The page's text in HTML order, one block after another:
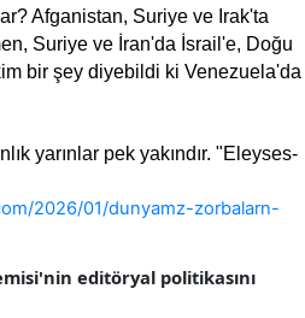
Afganistan, Suriye ve Irak'ta
Suriye ve İran'da İsrail'e, Doğu
bir şey diyebildi ki Venezuela'da
yarınlar pek yakındır. "Eleyses-
2026/01/dunyamz-zorbalarn-
editöryal politikasını